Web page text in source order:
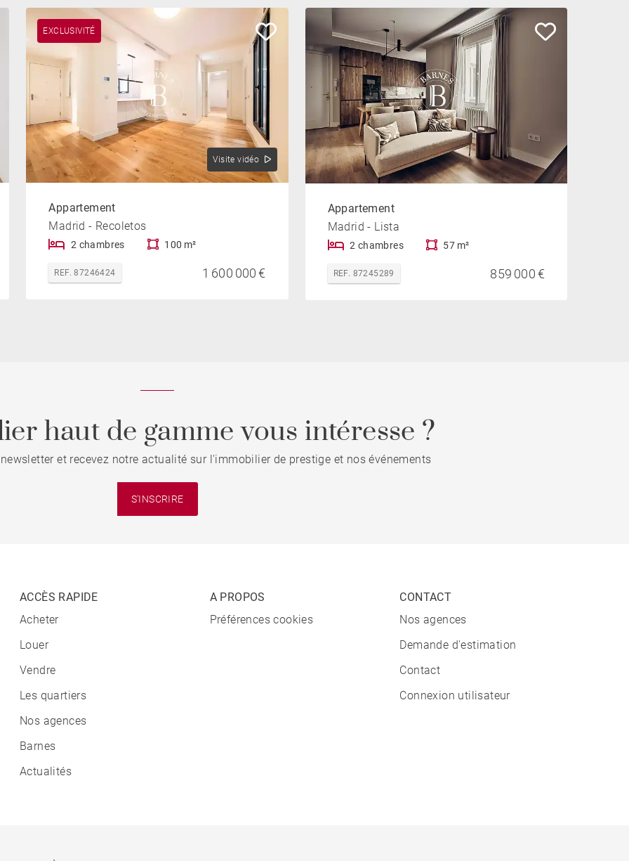
EXCLUSIVITÉ
Visite vidéo
Appartement
Madrid - Recoletos
2 chambres 100 m²
REF. 87246424 1 600 000 €
Appartement
Madrid - Lista
2 chambres 57 m²
REF. 87245289 859 000 €
haut de gamme vous intéresse ?
et recevez notre actualité sur l'immobilier de prestige et nos événements
S'INSCRIRE
ACCÈS RAPIDE
Acheter
Louer
Vendre
Les quartiers
Nos agences
Barnes
Actualités
A PROPOS
Préférences cookies
CONTACT
Nos agences
Demande d'estimation
Contact
Connexion utilisateur